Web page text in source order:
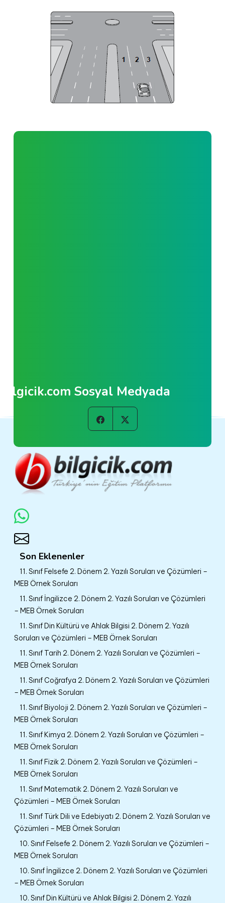
Bilgicik.com Sosyal Medyada
Son Eklenenler
11. Sınıf Felsefe 2. Dönem 2. Yazılı Soruları ve Çözümleri –
MEB Örnek Soruları
11. Sınıf İngilizce 2. Dönem 2. Yazılı Soruları ve Çözümleri
– MEB Örnek Soruları
11. Sınıf Din Kültürü ve Ahlak Bilgisi 2. Dönem 2. Yazılı
Soruları ve Çözümleri – MEB Örnek Soruları
11. Sınıf Tarih 2. Dönem 2. Yazılı Soruları ve Çözümleri –
MEB Örnek Soruları
11. Sınıf Coğrafya 2. Dönem 2. Yazılı Soruları ve Çözümleri
– MEB Örnek Soruları
11. Sınıf Biyoloji 2. Dönem 2. Yazılı Soruları ve Çözümleri –
MEB Örnek Soruları
11. Sınıf Kimya 2. Dönem 2. Yazılı Soruları ve Çözümleri –
MEB Örnek Soruları
11. Sınıf Fizik 2. Dönem 2. Yazılı Soruları ve Çözümleri –
MEB Örnek Soruları
11. Sınıf Matematik 2. Dönem 2. Yazılı Soruları ve
Çözümleri – MEB Örnek Soruları
11. Sınıf Türk Dili ve Edebiyatı 2. Dönem 2. Yazılı Soruları ve
Çözümleri – MEB Örnek Soruları
10. Sınıf Felsefe 2. Dönem 2. Yazılı Soruları ve Çözümleri –
MEB Örnek Soruları
10. Sınıf İngilizce 2. Dönem 2. Yazılı Soruları ve Çözümleri
– MEB Örnek Soruları
10. Sınıf Din Kültürü ve Ahlak Bilgisi 2. Dönem 2. Yazılı